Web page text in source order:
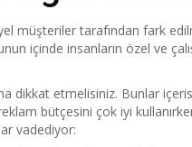
müşteriler tarafından fark
içinde insanların özel ve
dikkat etmelisiniz. Bunlar
bütçesini çok iyi
vadediyor: